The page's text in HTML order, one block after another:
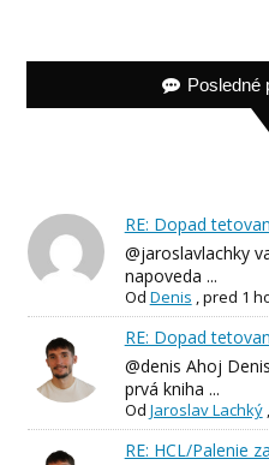
Posledné
RE: Dopad
@jaroslavlachky
napoveda ...
Od Denis ,pred 1
RE: Dopad
@denis Ahoj
prvá kniha ...
Od Jaroslav Lachký,
RE: HCL/Palenie